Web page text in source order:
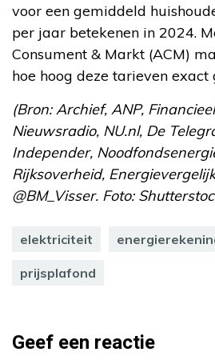
voor een gemiddeld
per jaar betekenen in 2024.
Consument & Markt (ACM)
hoe hoog deze tarieven
(Bron: Archief, ANP,
Nieuwsradio, NU.nl, De
Independer,
Rijksoverheid,
@BM_Visser. Foto:
elektriciteit
prijsplafond
Geef een reactie